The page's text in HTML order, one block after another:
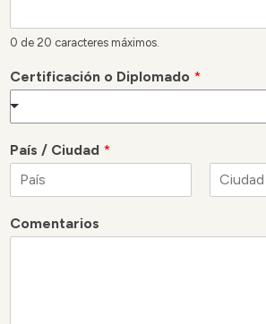
0 de 20 caracteres máximos.
Certificación o Diplomado *
País / Ciudad *
o
m
Comentarios